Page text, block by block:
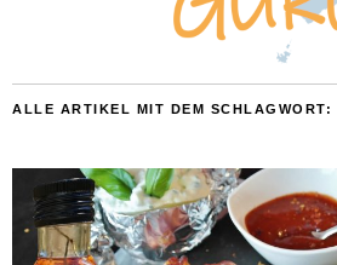
ALLE ARTIKEL MIT DEM SCHLAGWORT: